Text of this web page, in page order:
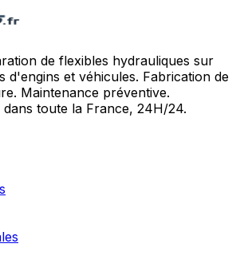
de flexibles hydrauliques sur
d'engins et véhicules. Fabrication de
Maintenance préventive.
toute la France, 24H/24.